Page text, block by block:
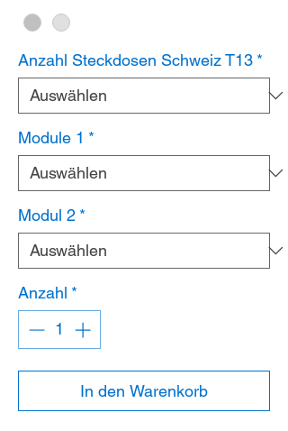
Anzahl Steckdosen Schweiz T13 *
Module 1 *
Modul 2 *
Anzahl *
In den Warenkorb